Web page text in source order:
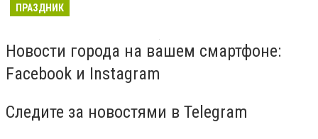
ПРАЗДНИК
Новости города на вашем смартфоне:
Facebook и Instagram
Следите за новостями в Telegram